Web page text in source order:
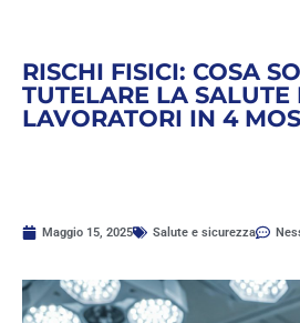
RISCHI FISICI: COSA
TUTELARE LA SALUTE
LAVORATORI IN 4
Maggio 15, 2025 Salute e sicurezza